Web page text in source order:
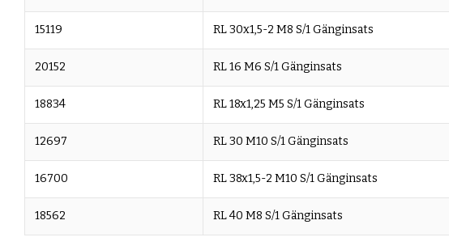
15119 RL 30x1,5-2 M8 S/1 Gänginsats
20152 RL 16 M6 S/1 Gänginsats
18834 RL 18x1,25 M5 S/1 Gänginsats
12697 RL 30 M10 S/1 Gänginsats
16700 RL 38x1,5-2 M10 S/1 Gänginsats
18562 RL 40 M8 S/1 Gänginsats